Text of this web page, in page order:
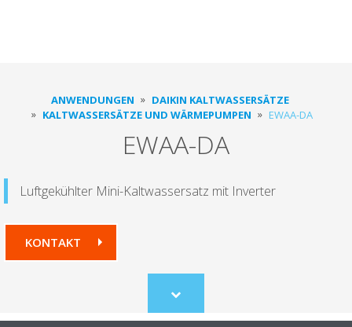
ANWENDUNGEN
DAIKIN KALTWASSERSÄTZE
KALTWASSERSÄTZE UND WÄRMEPUMPEN
EWAA-DA
EWAA-DA
Luftgekühlter Mini-Kaltwassersatz mit Inverter
KONTAKT
Scroll
to